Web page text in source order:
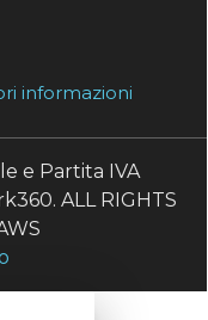
informazioni
e Partita IVA
ALL RIGHTS